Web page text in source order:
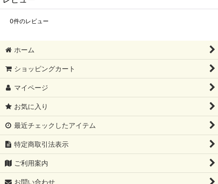
0件のレビュー
ホーム
ショッピングカート
マイページ
お気に入り
最近チェックしたアイテム
特定商取引法表示
ご利用案内
お問い合わせ